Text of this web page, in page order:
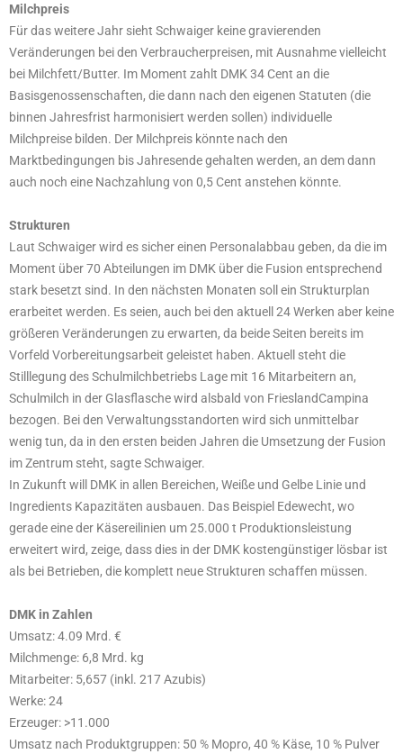
Milchpreis
Für das weitere Jahr sieht Schwaiger keine gravierenden
Veränderungen bei den Verbraucherpreisen, mit Ausnahme vielleicht
bei Milchfett/Butter. Im Moment zahlt DMK 34 Cent an die
Basisgenossenschaften, die dann nach den eigenen Statuten (die
binnen Jahresfrist harmonisiert werden sollen) individuelle
Milchpreise bilden. Der Milchpreis könnte nach den
Marktbedingungen bis Jahresende gehalten werden, an dem dann
auch noch eine Nachzahlung von 0,5 Cent anstehen könnte.
Strukturen
Laut Schwaiger wird es sicher einen Personalabbau geben, da die im
Moment über 70 Abteilungen im DMK über die Fusion entsprechend
stark besetzt sind. In den nächsten Monaten soll ein Strukturplan
erarbeitet werden. Es seien, auch bei den aktuell 24 Werken aber keine
größeren Veränderungen zu erwarten, da beide Seiten bereits im
Vorfeld Vorbereitungsarbeit geleistet haben. Aktuell steht die
Stilllegung des Schulmilchbetriebs Lage mit 16 Mitarbeitern an,
Schulmilch in der Glasflasche wird alsbald von FrieslandCampina
bezogen. Bei den Verwaltungsstandorten wird sich unmittelbar
wenig tun, da in den ersten beiden Jahren die Umsetzung der Fusion
im Zentrum steht, sagte Schwaiger.
In Zukunft will DMK in allen Bereichen, Weiße und Gelbe Linie und
Ingredients Kapazitäten ausbauen. Das Beispiel Edewecht, wo
gerade eine der Käsereilinien um 25.000 t Produktionsleistung
erweitert wird, zeige, dass dies in der DMK kostengünstiger lösbar ist
als bei Betrieben, die komplett neue Strukturen schaffen müssen.
DMK in Zahlen
Umsatz: 4.09 Mrd. €
Milchmenge: 6,8 Mrd. kg
Mitarbeiter: 5,657 (inkl. 217 Azubis)
Werke: 24
Erzeuger: >11.000
Umsatz nach Produktgruppen: 50 % Mopro, 40 % Käse, 10 % Pulver